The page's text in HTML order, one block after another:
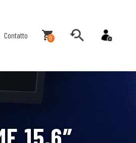
Contatto 0
15,6″